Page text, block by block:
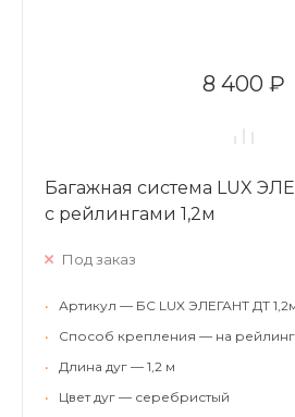
8 400 ₽
Багажная система LUX
с рейлингами 1,2м
Под заказ
•
Артикул — БС LUX ЭЛЕГАНТ ДТ
•
Способ крепления — на
•
Длина дуг — 1,2 м
•
Цвет дуг — серебристый